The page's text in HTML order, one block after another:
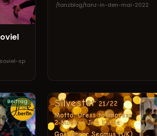
sp
/tanzblog/tanz-in-den-mai-2022
Beitrag